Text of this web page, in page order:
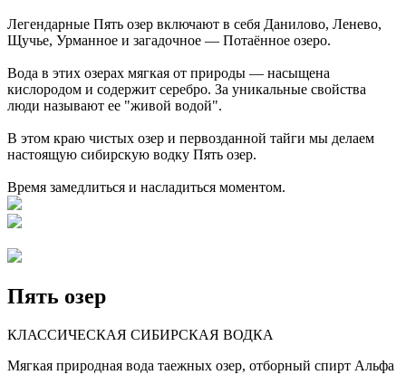
Легендарные Пять озер включают в себя Данилово, Ленево,
Щучье, Урманное и загадочное — Потаённое озеро.
Вода в этих озерах мягкая от природы — насыщена
кислородом и содержит серебро. За уникальные свойства
люди называют ее "живой водой".
В этом краю чистых озер и первозданной тайги мы делаем
настоящую сибирскую водку Пять озер.
Время замедлиться и насладиться моментом.
Пять озер
КЛАССИЧЕСКАЯ СИБИРСКАЯ ВОДКА
Мягкая природная вода таежных озер, отборный спирт Альфа